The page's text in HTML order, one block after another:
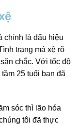
chính là dấu hiệu
trạng má xệ rõ
chắc. Với tốc độ
25 tuổi bạn đã
sóc thì lão hóa
tôi đã thực